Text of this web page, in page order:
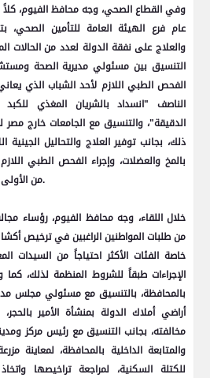
وفي القطاع الصحي، وجه محافظ الفيوم، كلاً
عام فرع الهيئة العامة للتأمين الصحي،
والعلاج على نفقة الدولة لعدد من الحالات
التنسيق بين مسئولي مديرية الصحة
الفحص الطبي اللازم لأحد الشباب الذي
الناصف "انسداد بالشريان المغذي للكبد
الدقيقة"، والتنسيق مع الجامعات خارج مصر
ذلك، بجانب توفير العلاج والتحاليل
بالمخ والعضلات، وإجراء الفحص الطبي
من الأولى بالرعاية تعانى من تأخر الحمل.
خلال اللقاء، وجه محافظ الفيوم، رؤساء
من طلبات المواطنين الراغبين في ترخيص
خاصة الفئات الأكثر احتياجاً من السيدات
الإجراءات طبقاً للشروط المنظمة لذلك، كما
بالمحافظة، بالتنسيق مع مسئولي مجلس
أراضي أملاك الدولة بمنشأة الأمير
مخالفته، بجانب التنسيق مع رئيس مركز
والمتابعة الداخلية بالمحافظة، لمعاينة
للكتلة السكنية، لمراجعة تراخيصها